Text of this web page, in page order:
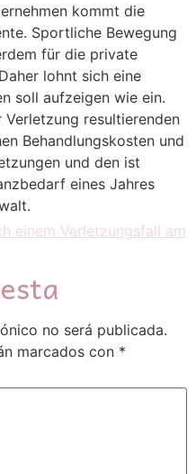
kommt die
Sportliche Bewegung
für die private
lohnt sich eine
soll aufzeigen wie ein.
resultierenden
Behandlungskosten und
und den ist
eines Jahres
einem Verletzungsfall am
no será publicada.
marcados con *